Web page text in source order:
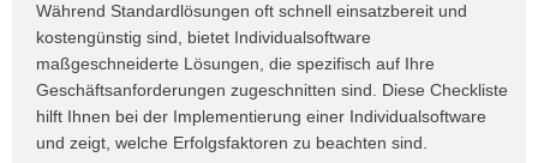
Während Standardlösungen oft schnell einsatzbereit und
kostengünstig sind, bietet Individualsoftware
maßgeschneiderte Lösungen, die spezifisch auf Ihre
Geschäftsanforderungen zugeschnitten sind. Diese Checkliste
hilft Ihnen bei der Implementierung einer Individualsoftware
und zeigt, welche Erfolgsfaktoren zu beachten sind.